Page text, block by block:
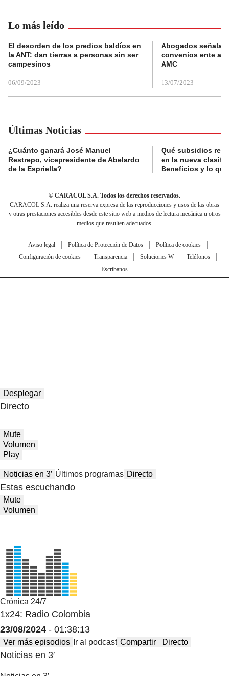
Lo más leído
El desorden de los predios baldíos en
la ANT: dan tierras a personas sin ser
campesinos
06/09/2023
Abogados
convenios ente
AMC
13/07/2023
Últimas Noticias
¿Cuánto ganará José Manuel
Restrepo, vicepresidente de Abelardo
de la Espriella?
Qué subsidios
en la nueva
Beneficios y lo
© CARACOL S.A. Todos los derechos reservados.
CARACOL S.A. realiza una reserva expresa de las reproducciones y usos de las obras
y otras prestaciones accesibles desde este sitio web a medios de lectura mecánica u otros
medios que resulten adecuados.
Aviso legal Política de Protección de Datos
Política de cookies
Configuración de cookies
Transparencia Soluciones W
Teléfonos
Escríbanos
Desplegar
Directo
Mute
Volumen
Play
Noticias en 3′ Últimos programas Directo
Estas escuchando
Mute
Volumen
Crónica 24/7
1x24: Radio Colombia
23/08/2024 - 01:38:13
Ver más episodios Ir al podcast Compartir Directo
Noticias en 3′